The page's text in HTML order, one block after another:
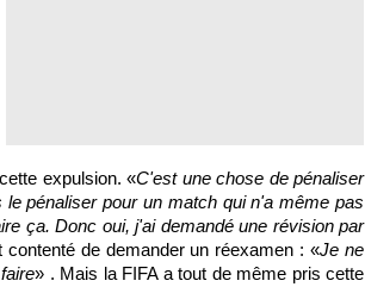
expulsion. «C'est une chose de pénaliser
pénaliser pour un match qui n'a même pas
ça. Donc oui, j'ai demandé une révision par
de demander un réexamen : «Je ne
» . Mais la FIFA a tout de même pris cette